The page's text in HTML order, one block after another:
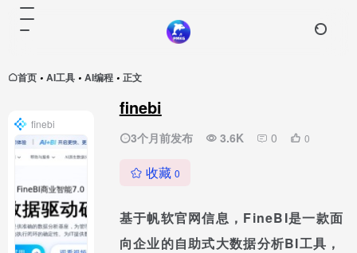
首页 • AI工具 • AI编程 • 正文
finebi
3个月前发布 3.6K 0 0
收藏 0
基于帆软官网信息，FineBI是一款面
向企业的自助式大数据分析BI工具，
finebi